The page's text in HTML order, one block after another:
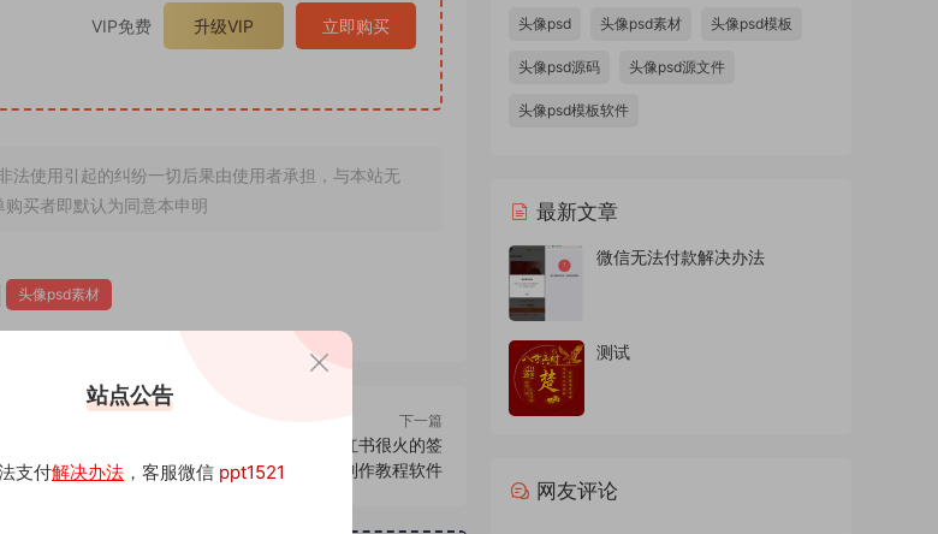
VIP免费 升级VIP 立即购买
使用引起的纠纷一切后果由使用者承担，与本站无
买者即默认为同意本申明
头像psd素材
下一篇
psd素材源码模板源文件 QQ微信抖音快手小红书很火的签
名百家姓氏头像制作教程软件
头像psd 头像psd素材 头像psd模板
头像psd源码 头像psd源文件
头像psd模板软件
最新文章
微信无法付款解决办法
测试
网友评论
站点公告
支付解决办法 ，客服微信 ppt1521